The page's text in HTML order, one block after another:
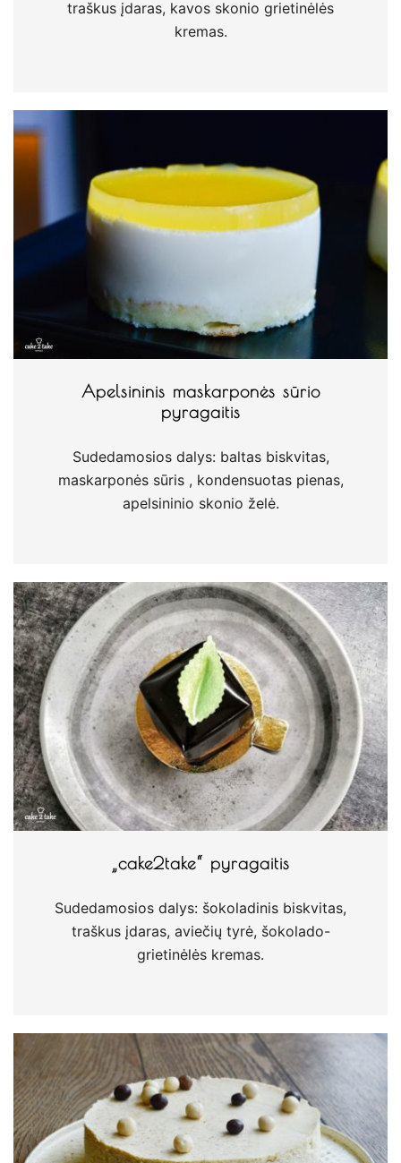
traškus įdaras, kavos skonio grietinėlės
kremas.
Apelsininis maskarponės sūrio
pyragaitis
Sudedamosios dalys: baltas biskvitas,
maskarponės sūris , kondensuotas pienas,
apelsininio skonio želė.
„cake2take“ pyragaitis
Sudedamosios dalys: šokoladinis biskvitas,
traškus įdaras, aviečių tyrė, šokolado-
grietinėlės kremas.